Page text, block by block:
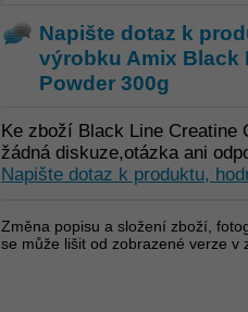
Napište dotaz k
výrobku Amix Black
Powder 300g
Ke zboží Black Line Creatine
žádná diskuze,otázka ani
Napište dotaz k produktu,
Změna popisu a složení zboží,
se může lišit od zobrazené verze